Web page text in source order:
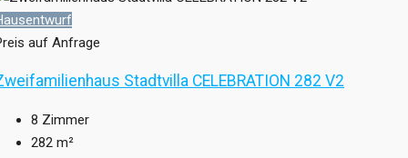
auf Anfrage
Stadtvilla CELEBRATION 282 V2
8 Zimmer
282 m²